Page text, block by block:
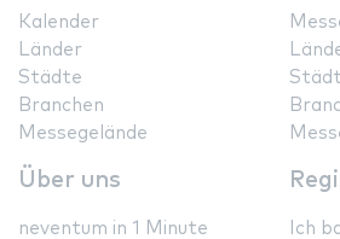
Kalender
Länder
Städte
Branchen
Messegelände
Über uns
neventum in 1 Minute
Ich